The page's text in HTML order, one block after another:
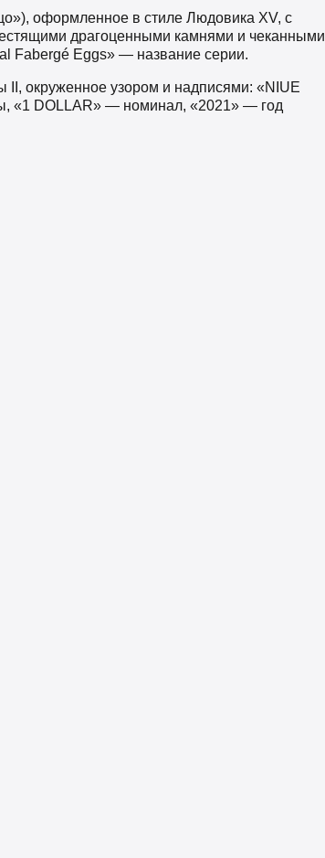
оформленное в стиле Людовика XV, с
драгоценными камнями и чеканными
Fabergé Eggs» — название серии.
окруженное узором и надписями: «NIUE
«1 DOLLAR» — номинал, «2021» — год